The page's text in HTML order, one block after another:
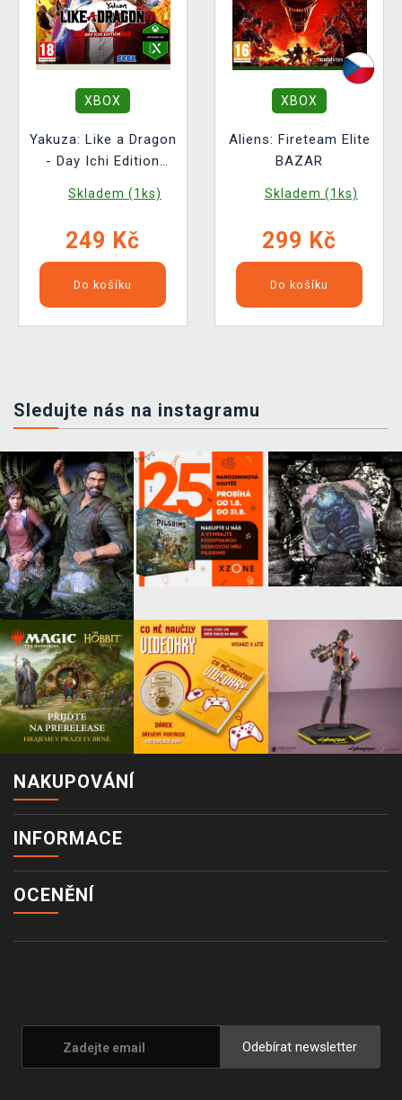
XBOX
Yakuza: Like a Dragon
- Day Ichi Edition
Skladem (1ks)
249 Kč
Do košíku
XBOX
Aliens: Fireteam Elite
BAZAR
Skladem (1ks)
299 Kč
Do košíku
Sledujte nás na instagramu
NAKUPOVÁNÍ
INFORMACE
OCENĚNÍ
Odebírat newsletter